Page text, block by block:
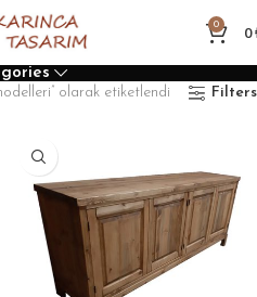
0 0
olarak etiketlendi Filters